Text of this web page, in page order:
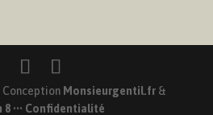
Monsieurgentil.fr &
8 ••• Confidentialité